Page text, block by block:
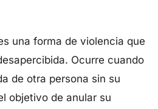
una forma de violencia que
Ocurre cuando
de otra persona sin su
objetivo de anular su